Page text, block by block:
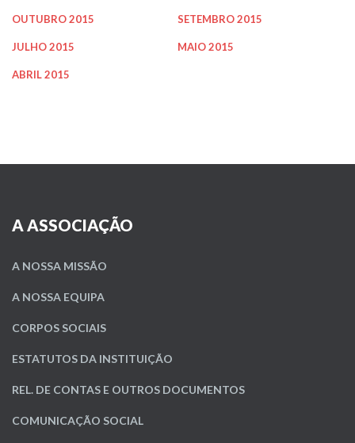
OUTUBRO 2015 SETEMBRO 2015
JULHO 2015 MAIO 2015
ABRIL 2015
A ASSOCIAÇÃO
A NOSSA MISSÃO
A NOSSA EQUIPA
CORPOS SOCIAIS
ESTATUTOS DA INSTITUIÇÃO
REL. DE CONTAS E OUTROS DOCUMENTOS
COMUNICAÇÃO SOCIAL